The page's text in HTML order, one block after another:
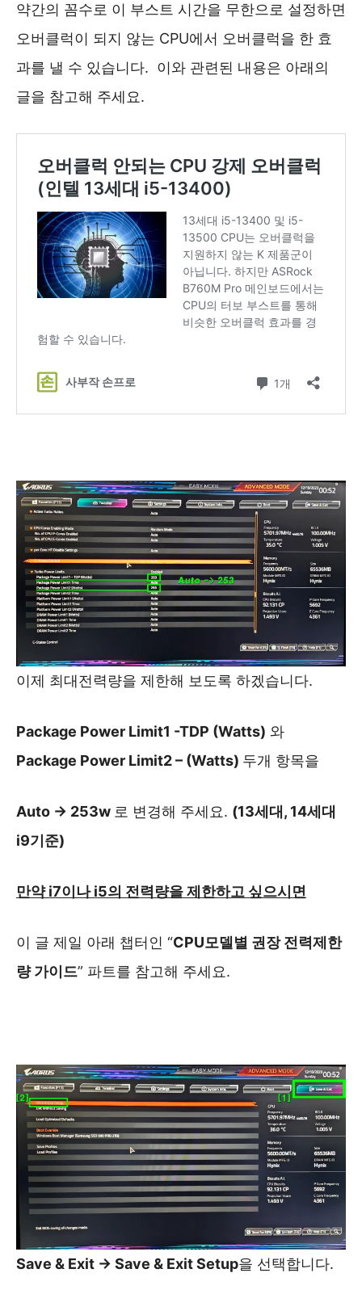
약간의 꼼수로 이 부스트 시간을 무한으로 설정하면
오버클럭이 되지 않는 CPU에서 오버클럭을 한 효
과를 낼 수 있습니다. 이와 관련된 내용은 아래의
글을 참고해 주세요.
이제 최대전력량을 제한해 보도록 하겠습니다.
Package Power Limit1 -TDP (Watts) 와
Package Power Limit2 – (Watts) 두개 항목을
Auto -> 253w 로 변경해 주세요. (13세대, 14세대
i9기준)
만약 i7이나 i5의 전력량을 제한하고 싶으시면
이 글 제일 아래 챕터인 “CPU모델별 권장 전력제한
량 가이드” 파트를 참고해 주세요.
Save & Exit -> Save & Exit Setup을 선택합니다.